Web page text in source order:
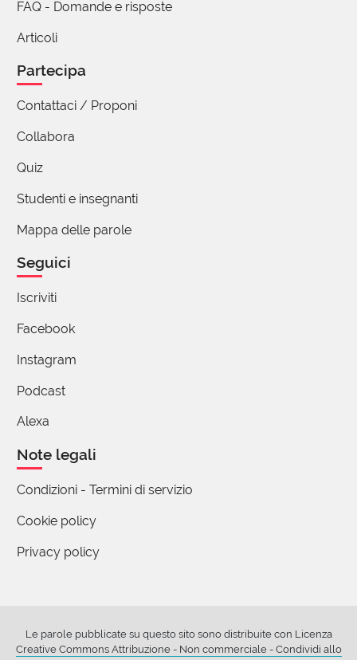
FAQ - Domande e risposte
Articoli
Partecipa
Contattaci / Proponi
Collabora
Quiz
Studenti e insegnanti
Mappa delle parole
Seguici
Iscriviti
Facebook
Instagram
Podcast
Alexa
Note legali
Condizioni - Termini di servizio
Cookie policy
Privacy policy
Le parole pubblicate su questo sito sono distribuite con Licenza
Creative Commons Attribuzione - Non commerciale - Condividi allo